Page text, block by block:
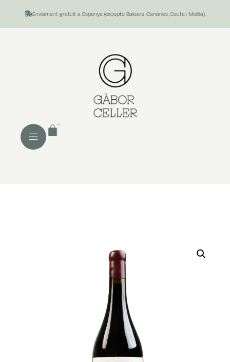
Enviament gratuït a Espanya (excepte Balears, Canàries, Ceuta i Melilla).
0